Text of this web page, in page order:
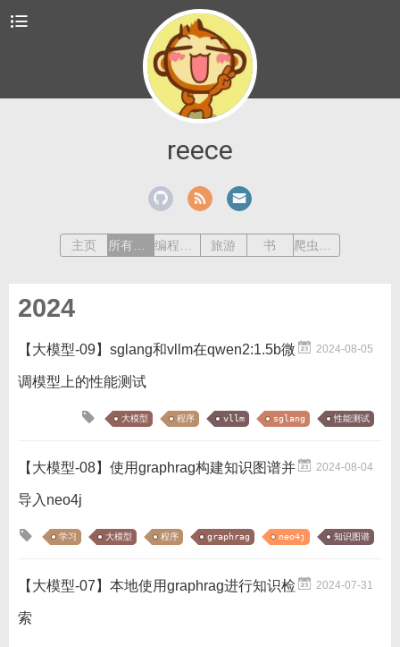
reece
主页 旅游 书
2024
2024-08-05
【大模型-09】sglang和vllm在qwen2:1.5b微
调模型上的性能测试
大模型 程序 vllm sglang 性能测试
2024-08-04
【大模型-08】使用graphrag构建知识图谱并
导入neo4j
学习 大模型 程序 graphrag neo4j 知识图谱
2024-07-31
【大模型-07】本地使用graphrag进行知识检
索